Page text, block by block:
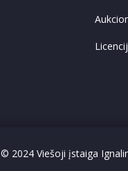
© 2024 Viešoji įstaiga